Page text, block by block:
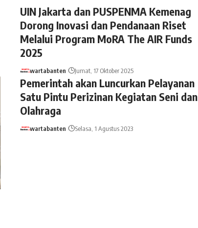
UIN Jakarta dan PUSPENMA Kemenag
Dorong Inovasi dan Pendanaan Riset
Melalui Program MoRA The AIR Funds
2025
wartabanten Jumat, 17 Oktober 2025
Pemerintah akan Luncurkan Pelayanan
Satu Pintu Perizinan Kegiatan Seni dan
Olahraga
wartabanten Selasa, 1 Agustus 2023